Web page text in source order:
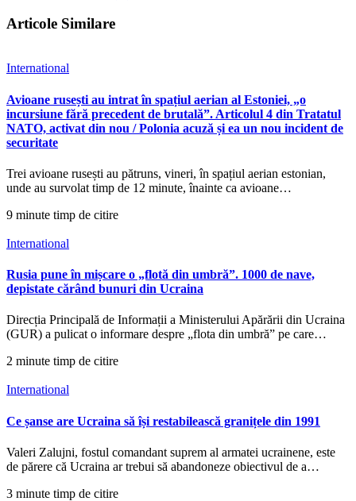
Articole Similare
International
Avioane rusești au intrat în spațiul aerian al Estoniei, „o
incursiune fără precedent de brutală”. Articolul 4 din Tratatul
NATO, activat din nou / Polonia acuză și ea un nou incident de
securitate
Trei avioane rusești au pătruns, vineri, în spațiul aerian estonian,
unde au survolat timp de 12 minute, înainte ca avioane…
9 minute timp de citire
International
Rusia pune în mișcare o „flotă din umbră”. 1000 de nave,
depistate cărând bunuri din Ucraina
Direcția Principală de Informații a Ministerului Apărării din Ucraina
(GUR) a pulicat o informare despre „flota din umbră” pe care…
2 minute timp de citire
International
Ce șanse are Ucraina să își restabilească granițele din 1991
Valeri Zalujni, fostul comandant suprem al armatei ucrainene, este
de părere că Ucraina ar trebui să abandoneze obiectivul de a…
3 minute timp de citire